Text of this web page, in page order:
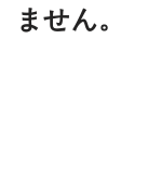
ません。